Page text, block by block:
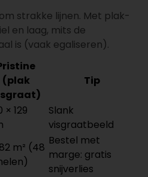
strakke lijnen. Met plak-
en laag, mits de
is (vaak egaliseren).
(plak
Tip
× 129
Slank
visgraatbeeld
m² (48
Bestel met
marge: gratis
snijverlies